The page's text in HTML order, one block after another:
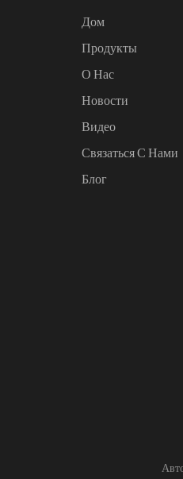
для
Mi
Дом
Продукты
О Нас
Новости
Видео
Связаться С Нами
Блог